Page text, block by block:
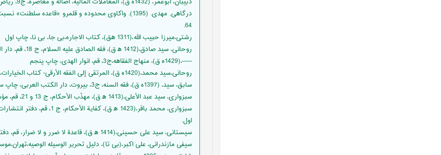
64.
رشتی،میرزا حبیب الله،(1311 هق)، کتاب الاجاره،بی جا، بی نا، چاپ اول
روحانی، سيد صادق،(1412 ه‍ ق)، فقه الصادق عليه السلام، ج 18، قم، دار الكتاب مدرسه امام صادق عليه السلام، چاپ اول.
-----،(1429ه ق)، منهاج الفقاهه،ج3، قم، انوار الهدی، چاپ پنجم
روحانی،سید محمد،(1420ه ق)، المرتقى إلى الفقه الأرقى- كتاب الخيارات‌،ج1، تهران، موسسه الجلیل للتحقیقات الثقافیه،چاپ اول
سابق، سید، (1397ه ق)، فقه السنه، ج3، بیروت، دار الکتب العربی، چاپ سوم.
سبزوارى، سيد عبد الأعلى،(1413 ه‍ ق)، مهذّب الأحكام، ج 13 و 21، قم، مؤسسه المنار - دفتر حضرت آية الله، چاپ چهارم.
سبزوارى، محمد باقر،(1423 ه‍
اول.
سيستانى، سيد على حسينى،(1414 ه‍ ق)، قاعدة لا ضرر و لا ضرار، قم، دفتر آية الله سيستانى، چاپ اول.
سیفی مازندرانی، علی اکبر،(بی تا)، دلیل تحریر الوسیله